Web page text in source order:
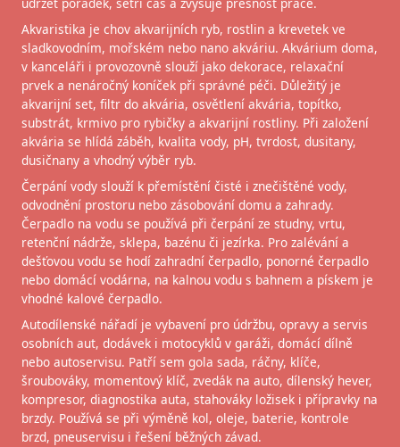
Akvaristika je chov akvarijních ryb, rostlin a krevetek ve
sladkovodním, mořském nebo nano akváriu. Akvárium doma,
v kanceláři i provozovně slouží jako dekorace, relaxační
prvek a nenáročný koníček při správné péči. Důležitý je
akvarijní set, filtr do akvária, osvětlení akvária, topítko,
substrát, krmivo pro rybičky a akvarijní rostliny. Při založení
akvária se hlídá záběh, kvalita vody, pH, tvrdost, dusitany,
dusičnany a vhodný výběr ryb.
Čerpání vody slouží k přemístění čisté i znečištěné vody,
odvodnění prostoru nebo zásobování domu a zahrady.
Čerpadlo na vodu se používá při čerpání ze studny, vrtu,
retenční nádrže, sklepa, bazénu či jezírka. Pro zalévání a
dešťovou vodu se hodí zahradní čerpadlo, ponorné čerpadlo
nebo domácí vodárna, na kalnou vodu s bahnem a pískem je
vhodné kalové čerpadlo.
Autodílenské nářadí je vybavení pro údržbu, opravy a servis
osobních aut, dodávek i motocyklů v garáži, domácí dílně
nebo autoservisu. Patří sem gola sada, ráčny, klíče,
šroubováky, momentový klíč, zvedák na auto, dílenský hever,
kompresor, diagnostika auta, stahováky ložisek i přípravky na
brzdy. Používá se při výměně kol, oleje, baterie, kontrole
brzd, pneuservisu i řešení běžných závad.